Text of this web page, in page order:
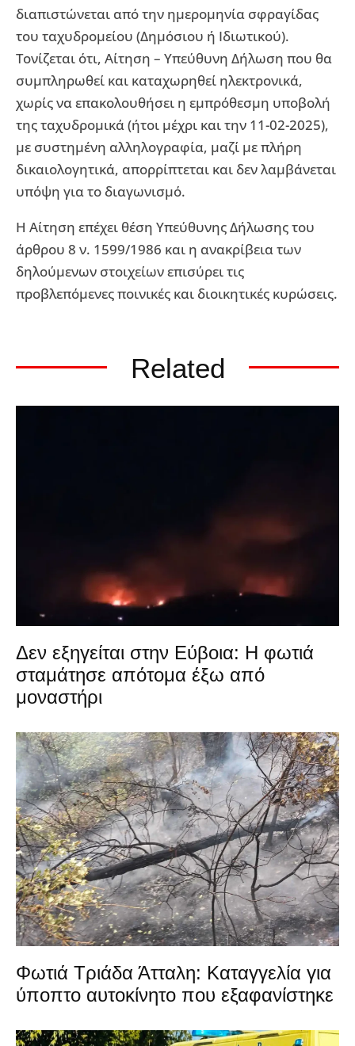
διαπιστώνεται από την ημερομηνία σφραγίδας
του ταχυδρομείου (Δημόσιου ή Ιδιωτικού).
Τονίζεται ότι, Αίτηση – Υπεύθυνη Δήλωση που θα
συμπληρωθεί και καταχωρηθεί ηλεκτρονικά,
χωρίς να επακολουθήσει η εμπρόθεσμη υποβολή
της ταχυδρομικά (ήτοι μέχρι και την 11-02-2025),
με συστημένη αλληλογραφία, μαζί με πλήρη
δικαιολογητικά, απορρίπτεται και δεν λαμβάνεται
υπόψη για το διαγωνισμό.
Η Αίτηση επέχει θέση Υπεύθυνης Δήλωσης του
άρθρου 8 ν. 1599/1986 και η ανακρίβεια των
δηλούμενων στοιχείων επισύρει τις
προβλεπόμενες ποινικές και διοικητικές κυρώσεις.
Related
Δεν εξηγείται στην Εύβοια: Η φωτιά
σταμάτησε απότομα έξω από
μοναστήρι
Φωτιά Τριάδα Άτταλη: Καταγγελία για
ύποπτο αυτοκίνητο που εξαφανίστηκε